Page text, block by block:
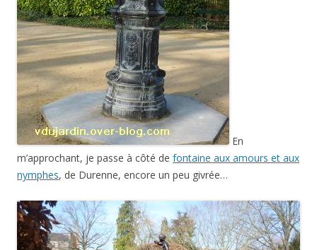
En
m’approchant, je passe à côté de fontaine aux amours et aux
nymphes, de Durenne, encore un peu givrée…